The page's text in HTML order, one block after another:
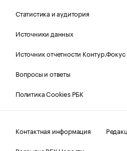
Статистика и аудитория
Источники данных
Источник отчетности Контур.Фокус
Вопросы и ответы
Политика Cookies РБК
Контактная информация